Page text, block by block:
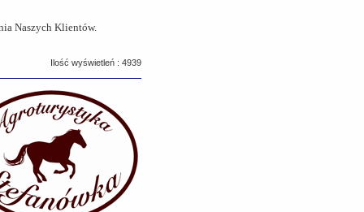
Naszych Klientów.
Ilość wyświetleń : 4939